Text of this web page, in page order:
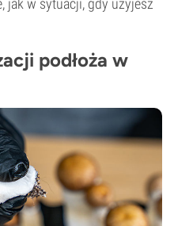
jak w sytuacji, gdy użyjesz
podłoża w